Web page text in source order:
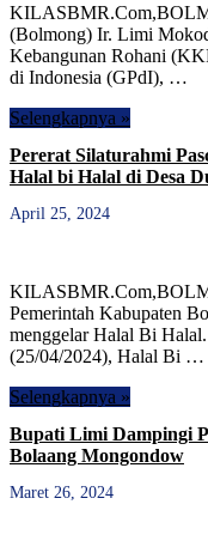
(Bolmong) Ir. Limi
Kebangunan Rohani
di Indonesia (GPdI), …
Selengkapnya »
Pererat Silaturahmi
Halal bi Halal di Desa
April 25, 2024
Pemerintah Kabupaten
menggelar Halal Bi
(25/04/2024), Halal Bi …
Selengkapnya »
Bupati Limi Dampingi
Bolaang Mongondow
Maret 26, 2024